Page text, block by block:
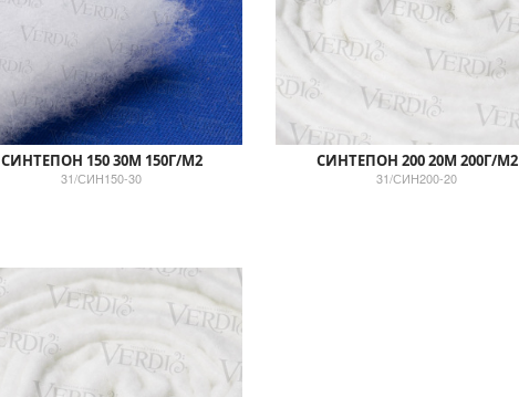
СИНТЕПОН 150 30М 150Г/М2
31/СИН150-30
СИНТЕПОН 200 20М 200Г/М2
31/СИН200-20